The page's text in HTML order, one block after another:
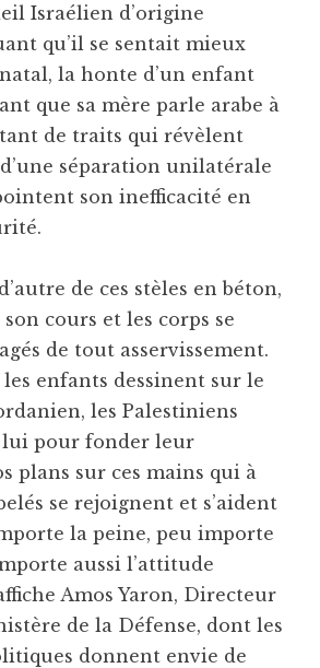
Israélien d’origine
qu’il se sentait mieux
la honte d’un enfant
que sa mère parle arabe à
de traits qui révèlent
séparation unilatérale
son inefficacité en
de ces stèles en béton,
cours et les corps se
de tout asservissement.
enfants dessinent sur le
les Palestiniens
lui pour fonder leur
plans sur ces mains qui à
se rejoignent et s’aident
la peine, peu importe
aussi l’attitude
Amos Yaron, Directeur
de la Défense, dont les
donnent envie de